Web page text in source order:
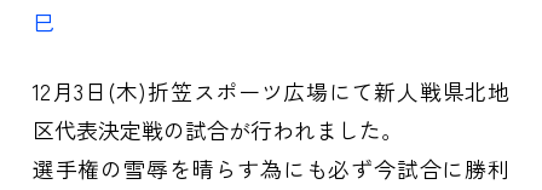
巳
12月3日(木)折笠スポーツ広場にて新人戦県北地
区代表決定戦の試合が行われました。
選手権の雪辱を晴らす為にも必ず今試合に勝利